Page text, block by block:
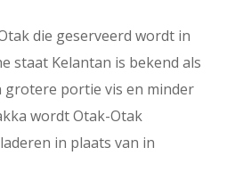
die geserveerd wordt in
staat Kelantan is bekend als
grotere portie vis en minder
wordt Otak-Otak
in plaats van in